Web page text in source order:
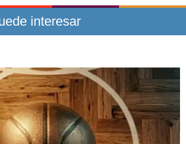
interesar